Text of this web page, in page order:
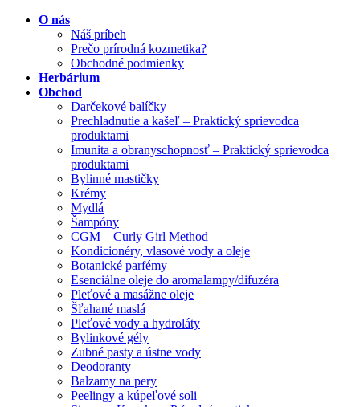
O nás
Náš príbeh
Prečo prírodná kozmetika?
Obchodné podmienky
Herbárium
Obchod
Darčekové balíčky
Prechladnutie a kašeľ – Praktický sprievodca
produktami
Imunita a obranyschopnosť – Praktický sprievodca
produktami
Bylinné mastičky
Krémy
Mydlá
Šampóny
CGM – Curly Girl Method
Kondicionéry, vlasové vody a oleje
Botanické parfémy
Esenciálne oleje do aromalampy/difuzéra
Pleťové a masážne oleje
Šľahané maslá
Pleťové vody a hydroláty
Bylinkové gély
Zubné pasty a ústne vody
Deodoranty
Balzamy na pery
Peelingy a kúpeľové soli